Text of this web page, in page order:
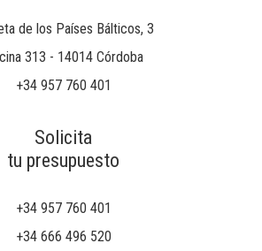
de los Países Bálticos, 3
313 - 14014 Córdoba
+34 957 760 401
Solicita
tu presupuesto
+34 957 760 401
+34 666 496 520